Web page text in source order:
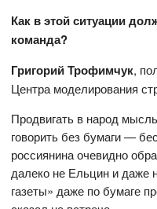
Как в этой ситуации
команда?
Григорий Трофимчук,
Центра моделирования
Продвигать в народ
говорить без бумаги —
россиянина очевидно
далеко не Ельцин и даже
газеты» даже по бумаге